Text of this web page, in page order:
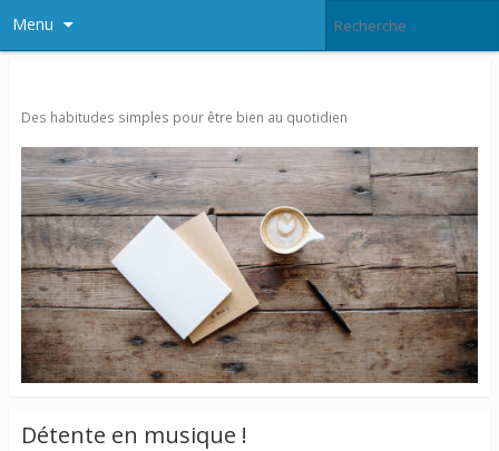
Menu
Des habitudes simples pour être bien au quotidien
Détente en musique !